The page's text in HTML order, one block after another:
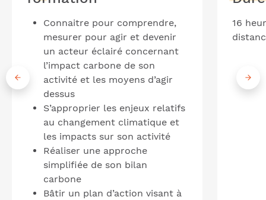
Connaitre pour comprendre,
mesurer pour agir et devenir
un acteur éclairé concernant
l’impact carbone de son
activité et les moyens d’agir
dessus
S’approprier les enjeux relatifs
au changement climatique et
les impacts sur son activité
Réaliser une approche
simplifiée de son bilan
carbone
Bâtir un plan d’action visant à
16